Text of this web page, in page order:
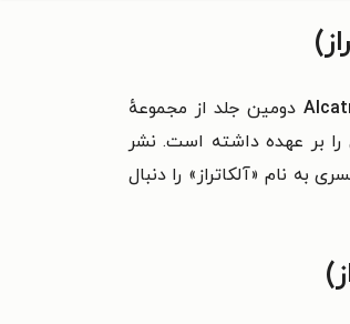
دومین جلد از مجموعهٔ
را بر عهده داشته است. نشر
به نام «آلکاتراز» را دنبال